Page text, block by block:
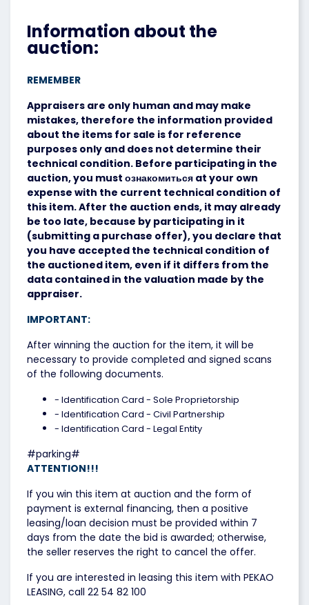
Information about the
auction:
REMEMBER
Appraisers are only human and may make
mistakes, therefore the information provided
about the items for sale is for reference
purposes only and does not determine their
technical condition. Before participating in the
auction, you must ознакомиться at your own
expense with the current technical condition of
this item. After the auction ends, it may already
be too late, because by participating in it
(submitting a purchase offer), you declare that
you have accepted the technical condition of
the auctioned item, even if it differs from the
data contained in the valuation made by the
appraiser.
IMPORTANT:
After winning the auction for the item, it will be
necessary to provide completed and signed scans
of the following documents.
- Identification Card - Sole Proprietorship
- Identification Card - Civil Partnership
- Identification Card - Legal Entity
#parking#
ATTENTION!!!
If you win this item at auction and the form of
payment is external financing, then a positive
leasing/loan decision must be provided within 7
days from the date the bid is awarded; otherwise,
the seller reserves the right to cancel the offer.
If you are interested in leasing this item with PEKAO
LEASING, call 22 54 82 100